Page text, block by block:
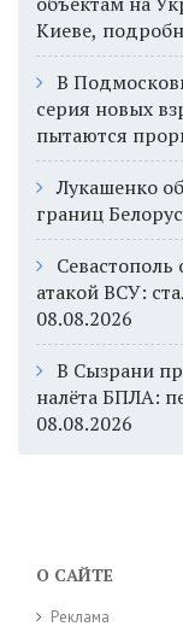
Киеве,
В
серия новых
пытаются
Лукашенко
границ
атакой ВСУ:
08.08.2026
В Сызрани
налёта БПЛА:
08.08.2026
О САЙТЕ
Реклама